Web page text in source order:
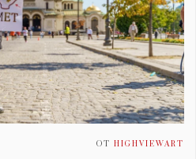
ОТ HIGHVIEWART